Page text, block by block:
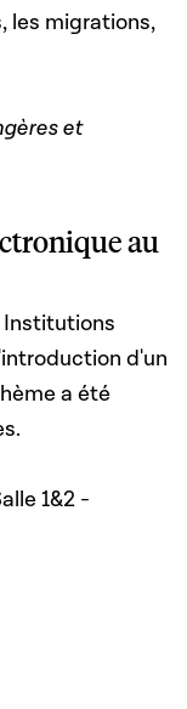
les migrations,
et
au
Institutions
d'un
a été
1&2 -